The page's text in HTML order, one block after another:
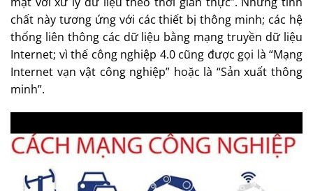
chất này tương ứng với các thiết bị thông minh; các hệ
thống liên thông các dữ liệu bằng mạng truyền dữ liệu
Internet; vì thế công nghiệp 4.0 cũng được gọi là “Mạng
Internet vạn vật công nghiệp” hoặc là “Sản xuất thông
minh”.